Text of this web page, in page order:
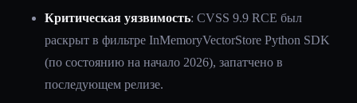
Критическая уязвимость: CVSS 9.9 RCE был
раскрыт в фильтре InMemoryVectorStore Python SDK
(по состоянию на начало 2026), запатчено в
последующем релизе.